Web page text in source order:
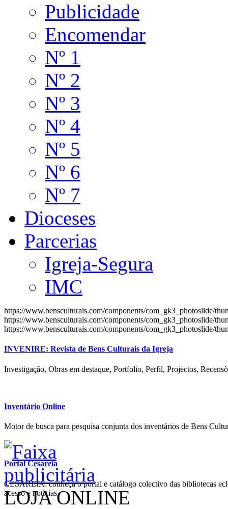
Publicidade
Encomendar
Nº 1
Nº 2
Nº 3
Nº 4
Nº 5
Nº 6
Nº 7
Dioceses
Parcerias
Igreja-Segura
IMC
https://www.bensculturais.com/components/com_gk3_photoslide/
https://www.bensculturais.com/components/com_gk3_photoslide/
https://www.bensculturais.com/components/com_gk3_photoslide/
INVENIRE: Revista de Bens Culturais da Igreja
Investigação, Obras em destaque, Portfolio, Perfil, Projectos,
Inventário Online
Motor de busca para pesquisa conjunta dos inventários de Bens
Portal Cesareia
CESAREIA: conheça o portal e catálogo colectivo das bibliotecas
acesso e notícias
LOJA ONLINE